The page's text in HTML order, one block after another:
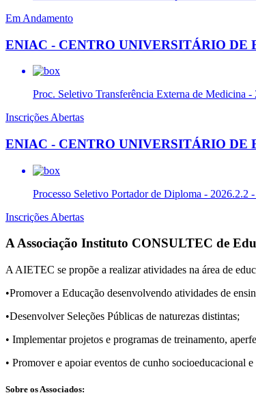
Em Andamento
ENIAC - CENTRO UNIVERSITÁRIO DE
Proc. Seletivo Transferência Externa de Medicina
Inscrições Abertas
ENIAC - CENTRO UNIVERSITÁRIO DE
Processo Seletivo Portador de Diploma - 2026.2.2
Inscrições Abertas
A Associação Instituto CONSULTEC de
A AIETEC se propõe a realizar atividades na área de
•Promover a Educação desenvolvendo atividades de
•Desenvolver Seleções Públicas de naturezas distintas;
• Implementar projetos e programas de treinamento,
• Promover e apoiar eventos de cunho socioeducacional
Sobre os Associados: